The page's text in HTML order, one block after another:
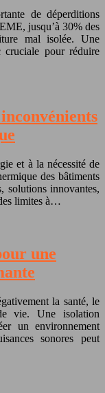
de déperditions
jusqu’à 30% des
mal isolée. Une
cruciale pour réduire
et à la nécessité de
des bâtiments
solutions innovantes,
limites à…
une
la santé, le
vie. Une isolation
un environnement
sonores peut